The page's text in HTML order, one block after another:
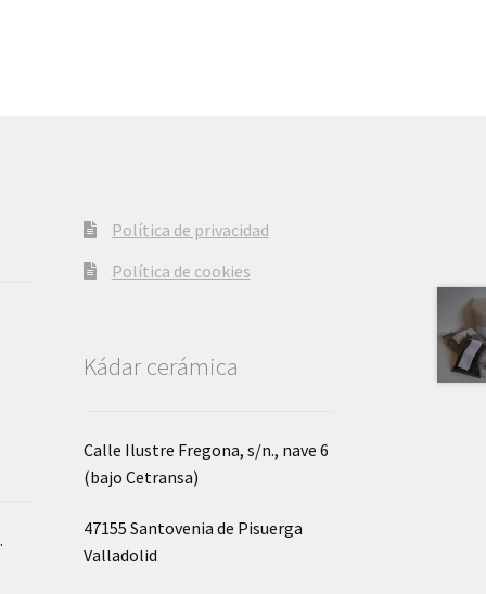
.
Política de privacidad
Política de cookies
Kádar cerámica
Calle Ilustre Fregona, s/n., nave 6
(bajo Cetransa)
47155 Santovenia de Pisuerga
Valladolid